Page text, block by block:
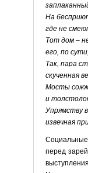
На
где не
Тот дом –
его, по
Так, пара
скученная
Мосты
и
Упрямству
извечная
Социальные
перед